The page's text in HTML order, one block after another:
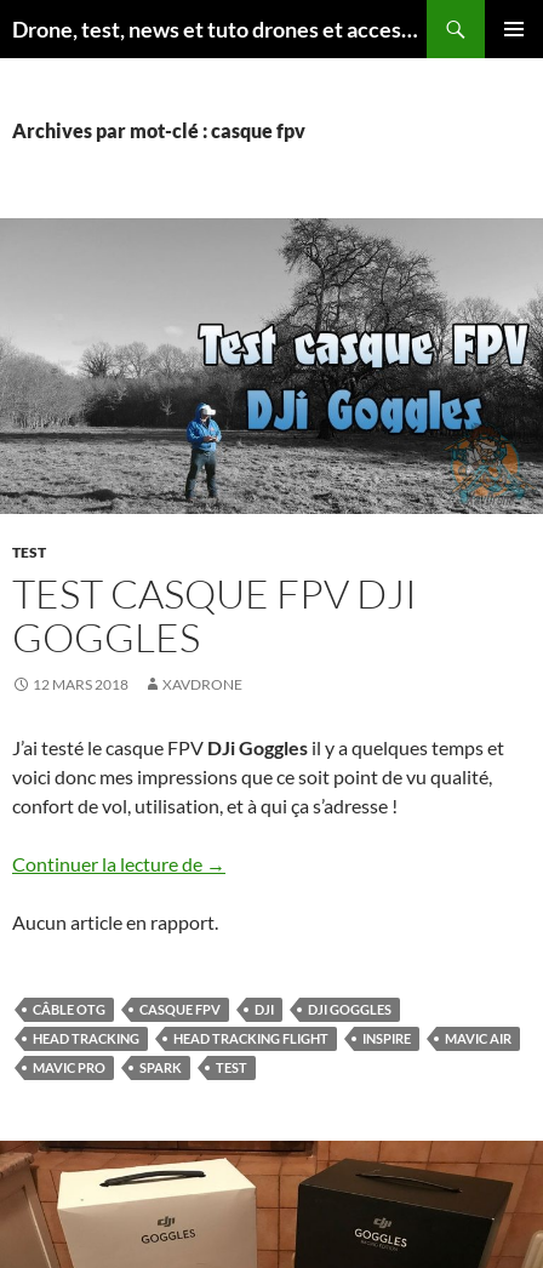
au
Drone, test, news et tuto drones et accessoires
Archives par mot-clé : casque fpv
TEST
TEST CASQUE FPV DJI
GOGGLES
12 MARS 2018 XAVDRONE
J’ai testé le casque FPV DJi Goggles il y a quelques temps et
voici donc mes impressions que ce soit point de vu qualité,
confort de vol, utilisation, et à qui ça s’adresse !
Continuer la lecture de Test casque FPV DJi Goggles
→
Aucun article en rapport.
CÂBLE OTG CASQUE FPV DJI
DJI GOGGLES
HEAD TRACKING
HEAD TRACKING FLIGHT INSPIRE
MAVIC AIR
MAVIC PRO
SPARK TEST